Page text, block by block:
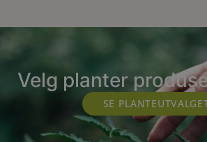
Velg planter
SE